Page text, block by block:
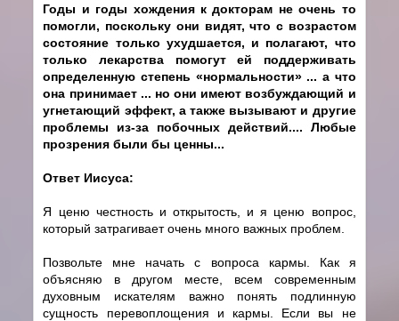
Годы и годы хождения к докторам не очень то
помогли, поскольку они видят, что с возрастом
состояние только ухудшается, и полагают, что
только лекарства помогут ей поддерживать
определенную степень «нормальности» ... а что
она принимает ... но они имеют возбуждающий и
угнетающий эффект, а также вызывают и другие
проблемы из-за побочных действий.... Любые
прозрения были бы ценны...
Ответ Иисуса:
Я ценю честность и открытость, и я ценю вопрос,
который затрагивает очень много важных проблем.
Позвольте мне начать с вопроса кармы. Как я
объясняю в другом месте, всем современным
духовным искателям важно понять подлинную
сущность перевоплощения и кармы. Если вы не